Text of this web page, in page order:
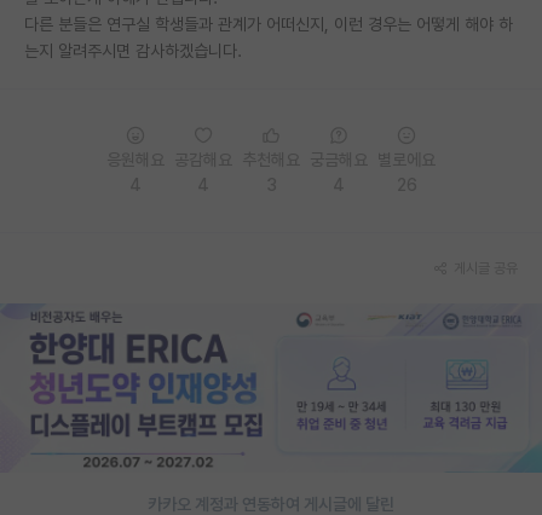
다른 분들은 연구실 학생들과 관계가 어떠신지, 이런 경우는 어떻게 해야 하
는지 알려주시면 감사하겠습니다.
카카오 계정과 연동하여 게시글에 달린